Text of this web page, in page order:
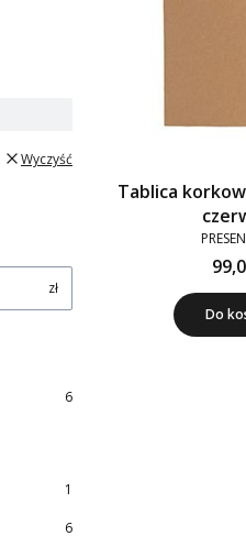
Wyczyść
zł
6
1
6
Tablica
Do